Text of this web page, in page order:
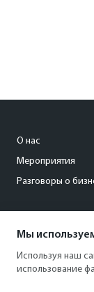
О нас
Мероприятия
Разговоры о
+7 (495) 797-
Мы
Используя наш
использование